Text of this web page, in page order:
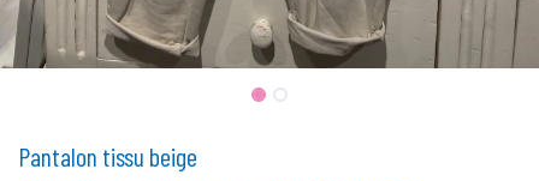
Pantalon tissu beige